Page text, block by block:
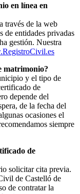
en línea en
través de la web
de entidades privadas
gestión. Nuestra
matrimonio?
y el tipo de
de
depende del
de la fecha del
ocasiones el
siempre
de
solicitar cita previa.
de Castelló de
de contratar la